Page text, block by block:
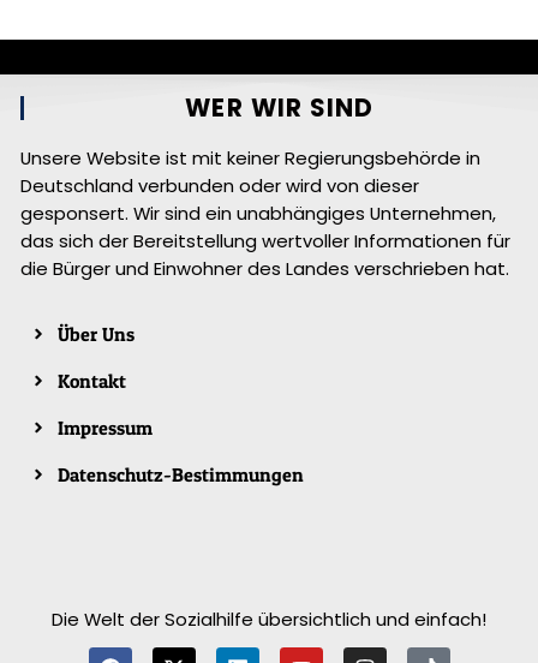
WER WIR SIND
Unsere Website ist mit keiner Regierungsbehörde in
Deutschland verbunden oder wird von dieser
gesponsert. Wir sind ein unabhängiges Unternehmen,
das sich der Bereitstellung wertvoller Informationen für
die Bürger und Einwohner des Landes verschrieben hat.
Über Uns
Kontakt
Impressum
Datenschutz-Bestimmungen
Die Welt der Sozialhilfe übersichtlich und einfach!